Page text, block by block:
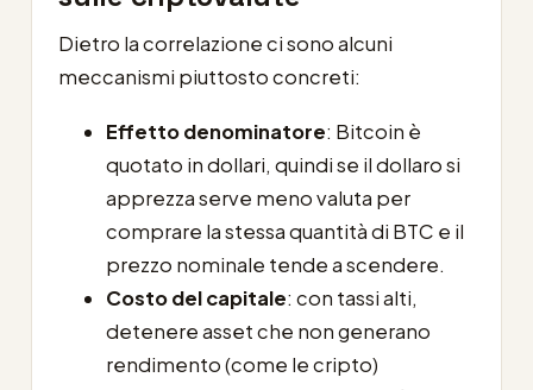
Dietro la correlazione ci sono alcuni
meccanismi piuttosto concreti:
Effetto denominatore: Bitcoin è
quotato in dollari, quindi se il dollaro si
apprezza serve meno valuta per
comprare la stessa quantità di BTC e il
prezzo nominale tende a scendere.
Costo del capitale: con tassi alti,
detenere asset che non generano
rendimento (come le cripto)